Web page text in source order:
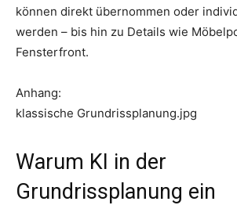
können direkt übernommen oder
werden – bis hin zu Details wie
Fensterfront.
Anhang:
klassische Grundrissplanung.jpg
Warum KI in der
Grundrissplanung ein